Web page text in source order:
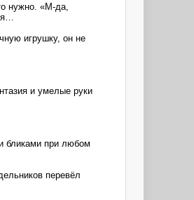
нужно. «М-да,
игрушку, он не
и умелые руки
бликами при любом
перевёл